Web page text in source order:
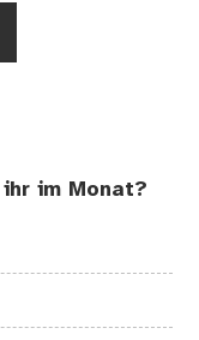
im Monat?